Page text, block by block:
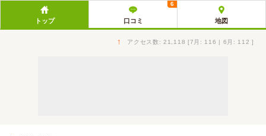
トップ 口コミ
6
地図
↑ アクセス数: 21,118 [7月: 116 | 6月: 112 ]